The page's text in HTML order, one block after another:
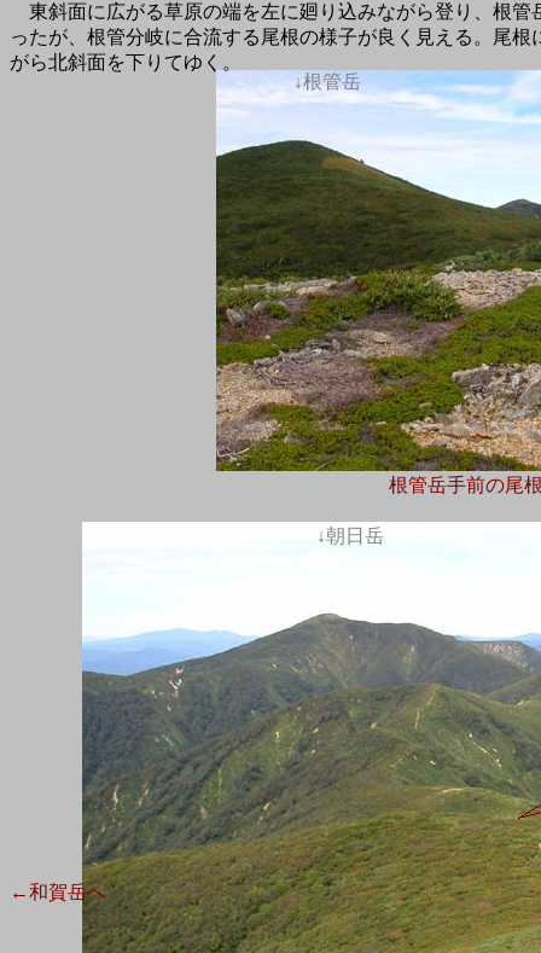
東斜面に広がる草原の端を左に廻り込みながら登り、根管
ったが、根管分岐に合流する尾根の様子が良く見える。尾
がら北斜面を下りてゆく。
根管岳手前の尾
↓根管岳
↓朝日岳
←和賀岳へ